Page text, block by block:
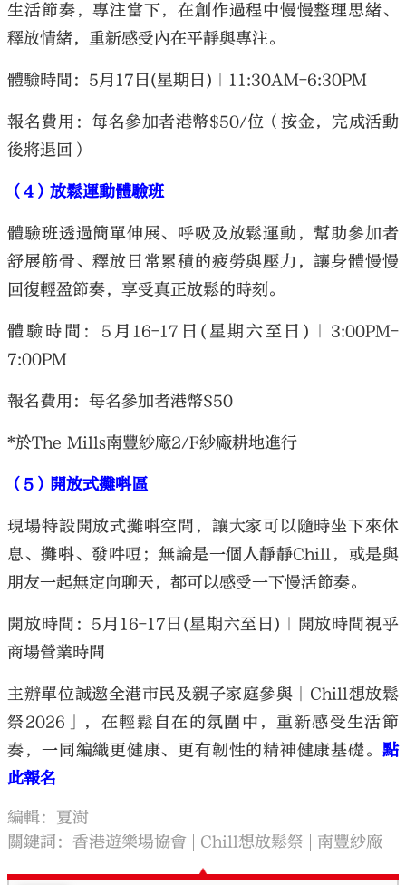
生活節奏，專注當下，在創作過程中慢慢整理思緒、
釋放情緒，重新感受內在平靜與專注。
體驗時間：5月17日(星期日)｜11:30AM-6:30PM
報名費用：每名參加者港幣$50/位（按金，完成活動
後將退回）
（4）放鬆運動體驗班
體驗班透過簡單伸展、呼吸及放鬆運動，幫助參加者
舒展筋骨、釋放日常累積的疲勞與壓力，讓身體慢慢
回復輕盈節奏，享受真正放鬆的時刻。
體驗時間：5月16-17日(星期六至日)｜3:00PM-
7:00PM
報名費用：每名參加者港幣$50
*於The Mills南豐紗廠2/F紗廠耕地進行
（5）開放式攤唞區
現場特設開放式攤唞空間，讓大家可以隨時坐下來休
息、攤唞、發吽哣；無論是一個人靜靜Chill，或是與
朋友一起無定向聊天，都可以感受一下慢活節奏。
開放時間：5月16-17日(星期六至日)｜開放時間視乎
商場營業時間
主辦單位誠邀全港市民及親子家庭參與「Chill想放鬆
祭2026」，在輕鬆自在的氛圍中，重新感受生活節
奏，一同編織更健康、更有韌性的精神健康基礎。 點
此報名
編輯：夏澍
關鍵詞： 香港遊樂場協會 Chill想放鬆祭 南豐紗廠